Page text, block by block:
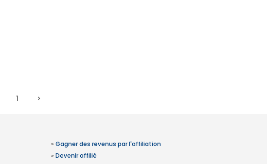
1
» Gagner des revenus par l'affiliation
» Devenir affilié